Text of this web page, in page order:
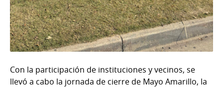
Con la participación de instituciones y vecinos, se
llevó a cabo la jornada de cierre de Mayo Amarillo, la